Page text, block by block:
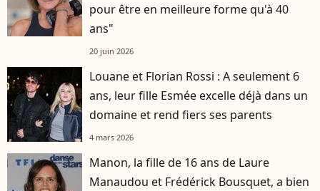
pour être en meilleure forme qu'à 40
ans"
20 juin 2026
Louane et Florian Rossi : A seulement 6
ans, leur fille Esmée excelle déjà dans un
domaine et rend fiers ses parents
4 mars 2026
Manon, la fille de 16 ans de Laure
Manaudou et Frédérick Bousquet, a bien